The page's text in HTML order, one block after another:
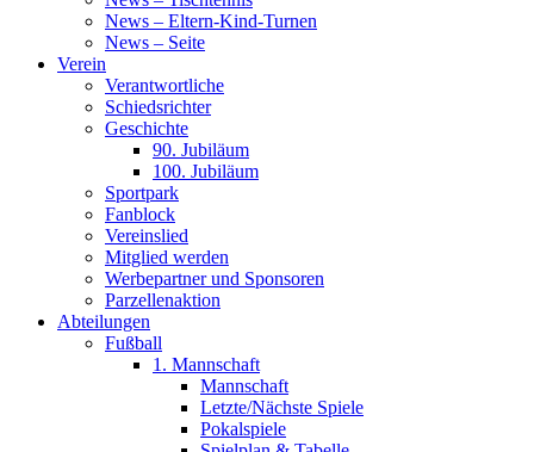
News – Eltern-Kind-Turnen
News – Seite
Verein
Verantwortliche
Schiedsrichter
Geschichte
90. Jubiläum
100. Jubiläum
Sportpark
Fanblock
Vereinslied
Mitglied werden
Werbepartner und Sponsoren
Parzellenaktion
Abteilungen
Fußball
1. Mannschaft
Mannschaft
Letzte/Nächste Spiele
Pokalspiele